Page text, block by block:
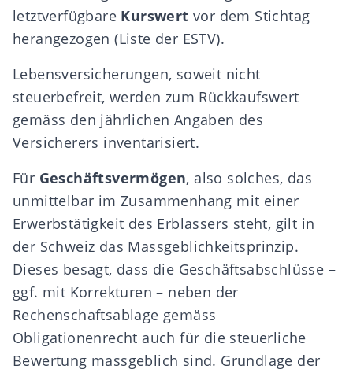
letztverfügbare Kurswert vor dem Stichtag
herangezogen (Liste der ESTV).
Lebensversicherungen, soweit nicht
steuerbefreit, werden zum Rückkaufswert
gemäss den jährlichen Angaben des
Versicherers inventarisiert.
Für Geschäftsvermögen, also solches, das
unmittelbar im Zusammenhang mit einer
Erwerbstätigkeit des Erblassers steht, gilt in
der Schweiz das Massgeblichkeitsprinzip.
Dieses besagt, dass die Geschäftsabschlüsse –
ggf. mit Korrekturen – neben der
Rechenschaftsablage gemäss
Obligationenrecht auch für die steuerliche
Bewertung massgeblich sind. Grundlage der